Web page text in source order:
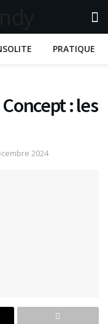
PRATIQUE
: les
2024